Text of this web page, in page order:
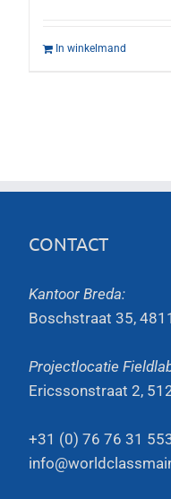
In winkelmand
CONTACT
Kantoor Breda:
Boschstraat 35,
Projectlocatie
Ericssonstraat 2,
+31 (0) 76 76 31